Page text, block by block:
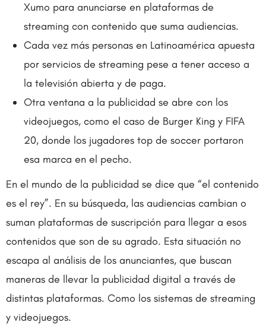
Xumo para anunciarse en plataformas de
streaming con contenido que suma audiencias.
Cada vez más personas en Latinoamérica apuesta
por servicios de streaming pese a tener acceso a
la televisión abierta y de paga.
Otra ventana a la publicidad se abre con los
videojuegos, como el caso de Burger King y FIFA
20, donde los jugadores top de soccer portaron
esa marca en el pecho.
En el mundo de la publicidad se dice que “el contenido
es el rey”. En su búsqueda, las audiencias cambian o
suman plataformas de suscripción para llegar a esos
contenidos que son de su agrado. Esta situación no
escapa al análisis de los anunciantes, que buscan
maneras de llevar la publicidad digital a través de
distintas plataformas. Como los sistemas de streaming
y videojuegos.